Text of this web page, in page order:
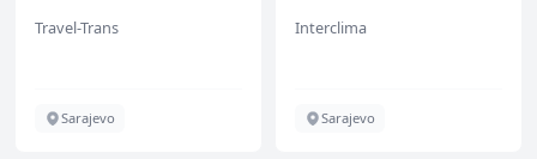
Travel-Trans
Sarajevo
Interclima
Sarajevo